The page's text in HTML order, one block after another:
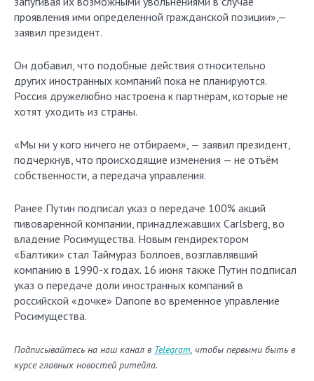
проявления ими определенной гражданской позиции»,—
заявил президент.
Он добавил, что подобные действия относительно
других иностранных компаний пока не планируются.
Россия дружелюбно настроена к партнёрам, которые не
хотят уходить из страны.
«Мы ни у кого ничего не отбираем», — заявил президент,
подчеркнув, что происходящие изменения — не отъём
собственности, а передача управления.
Ранее Путин подписал указ о передаче 100% акций
пивоваренной компании, принадлежавших Carlsberg, во
владение Росимущества. Новым гендиректором
«Балтики» стал Таймураз Боллоев, возглавлявший
компанию в 1990-х годах. 16 июня также Путин подписал
указ о передаче доли иностранных компаний в
российской «дочке» Danone во временное управление
Росимущества.
Подписывайтесь на наш канал в Telegram, чтобы первыми быть в
курсе главных новостей ритейла.